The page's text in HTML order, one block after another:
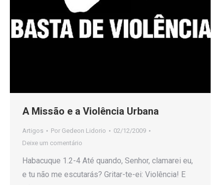
A Missão e a Violência Urbana
Artigos Por Gedeon Lidorio
02/12/2009
Deixe um comentário
Habacuque 1.2-4 Até quando, Senhor, clamarei eu,
e tu não me escutarás? Gritar-te-ei: Violência! E